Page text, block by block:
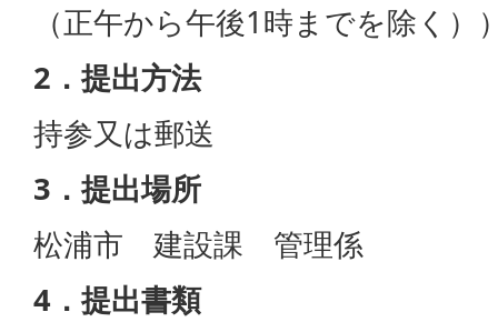
（正午から午後1時までを除く）
2．提出方法
持参又は郵送
3．提出場所
松浦市 建設課 管理係
4．提出書類